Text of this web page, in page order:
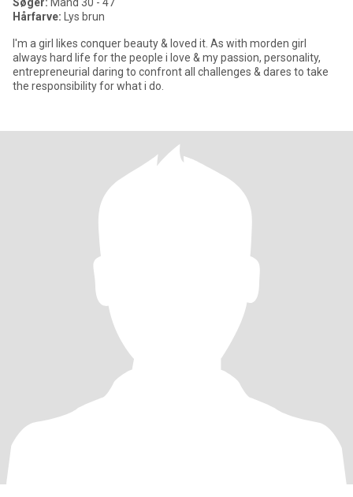
Hårfarve: Lys brun
I'm a girl likes conquer beauty & loved it. As with morden girl
always hard life for the people i love & my passion, personality,
entrepreneurial daring to confront all challenges & dares to take
the responsibility for what i do.